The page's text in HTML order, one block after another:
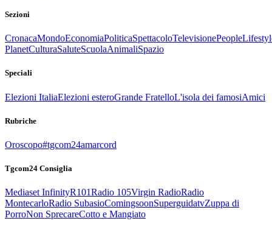
Sezioni
CronacaMondoEconomiaPoliticaSpettacoloTelevisionePeople
PlanetCulturaSaluteScuolaAnimaliSpazio
Speciali
Elezioni ItaliaElezioni esteroGrande FratelloL'isola dei famosiAmici
Rubriche
Oroscopo#tgcom24amarcord
Tgcom24 Consiglia
Mediaset InfinityR101Radio 105Virgin RadioRadio
MontecarloRadio SubasioComingsoonSuperguidatvZuppa di
PorroNon SprecareCotto e Mangiato